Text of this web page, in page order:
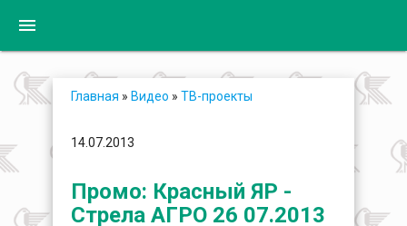
menu
Главная » Видео » ТВ-проекты
14.07.2013
Промо: Красный ЯР -
Стрела АГРО 26 07.2013